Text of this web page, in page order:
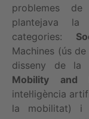
problemes
plantejava
categories:
Machines (ús
disseny de la
Mobility and
intel·ligència
la mobilitat) i